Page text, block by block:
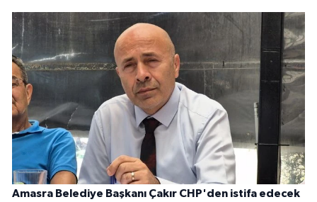
Amasra Belediye Başkanı Çakır CHP'den istifa edecek